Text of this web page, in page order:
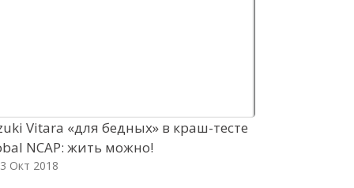
Vitara «для бедных» в краш-тесте
NCAP: жить можно!
Окт 2018